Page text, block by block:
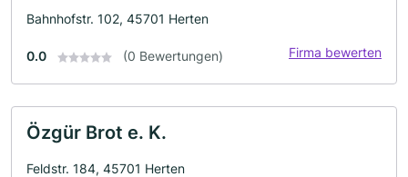
Bahnhofstr. 102, 45701 Herten
0.0 (0 Bewertungen) Firma bewerten
Özgür Brot e. K.
Feldstr. 184, 45701 Herten